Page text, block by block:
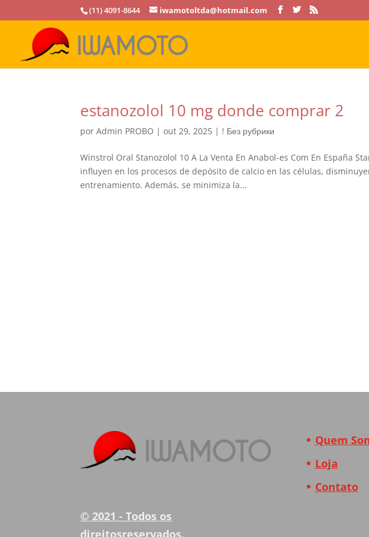
(11) 4091-8644 iwamotoltda@hotmail.com
estanozolol 10 mg donde comprar 2
porAdmin PROBO |out 29, 2025 | ! Без рубрики
Winstrol Oral Stanozolol 10 A La Venta En Anabol-es Com En España
influyen en los procesos de depósito de calcio en las células,
entrenamiento. Además, se minimiza la...
© 2021 - Todos os
Quem
Loja
Contato